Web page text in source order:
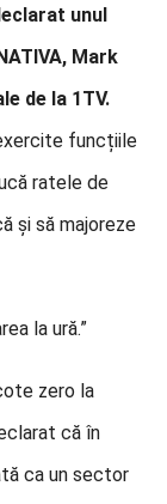
unul
Mark
de la 1TV.
funcțiile
ratele de
și să majoreze
la ură.”
zero la
că în
ca un sector